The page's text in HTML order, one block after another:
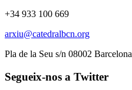
+34 933 100 669
arxiu@catedralbcn.org
Pla de la Seu s/n 08002 Barcelona
Segueix-nos a Twitter